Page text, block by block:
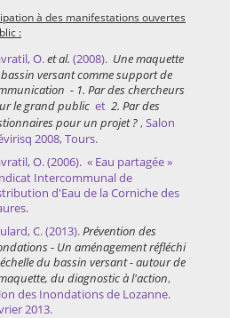
à des manifestations ouvertes
:
O.et al. (2008). Une maquette
versant comme support de
- 1. Par des chercheurs
le grand public et 2. Par des
pour un projet ?, Salon
2008, Tours.
O. (2006). « Eau partagée »
Intercommunal de
d'Eau de la Corniche des
C. (2013).Prévention des
- Un aménagement réfléchi
du bassin versant - autour de
du diagnostic à l'action,
des Inondations de Lozanne.
2013.